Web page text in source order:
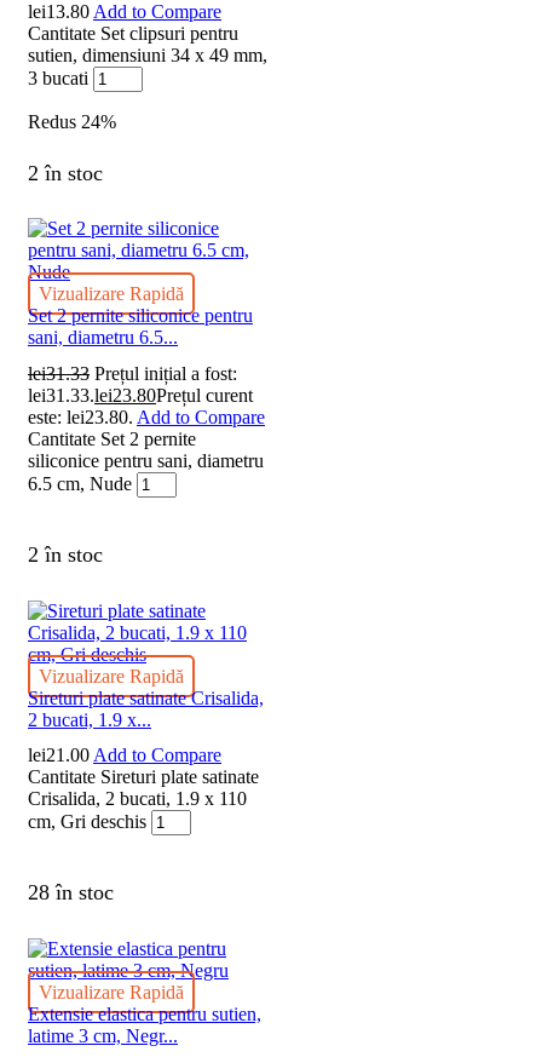
lei13.80 Add to Compare
Cantitate Set clipsuri pentru
sutien, dimensiuni 34 x 49 mm,
3 bucati
Redus 24%
2 în stoc
Vizualizare Rapidă
Set 2 pernite siliconice pentru
sani, diametru 6.5...
lei31.33 Prețul inițial a fost:
lei31.33.lei23.80Prețul curent
este: lei23.80. Add to Compare
Cantitate Set 2 pernite
siliconice pentru sani, diametru
6.5 cm, Nude
2 în stoc
Vizualizare Rapidă
Sireturi plate satinate Crisalida,
2 bucati, 1.9 x...
lei21.00 Add to Compare
Cantitate Sireturi plate satinate
Crisalida, 2 bucati, 1.9 x 110
cm, Gri deschis
28 în stoc
Vizualizare Rapidă
Extensie elastica pentru sutien,
latime 3 cm, Negr...